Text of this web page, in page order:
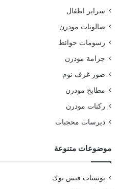
سراير اطفال
صالونات مودرن
رسومات حوائط
جزامة مودرن
صور غرف نوم
مطابخ مودرن
ركنات مودرن
ديرسات محجبات
موضوعات متنوعة
بوستات فيس بوك